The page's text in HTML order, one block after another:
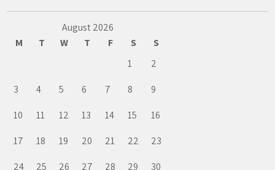
August 2026
M
T W T F S
S
1
2
3
4 5 6 7 8
9
10
11 12 13 14 15
16
17
18 19 20 21 22
23
24
25 26 27 28 29
30